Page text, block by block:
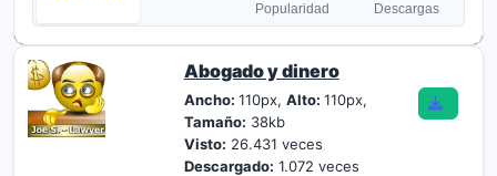
Popularidad
Descargas
Abogado y dinero
Ancho: 110px, Alto: 110px,
Tamaño: 38kb
Visto: 26.431 veces
Descargado: 1.072 veces